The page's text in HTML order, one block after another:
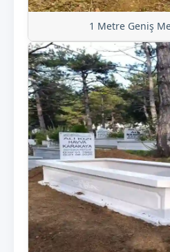
1 Metre Geniş